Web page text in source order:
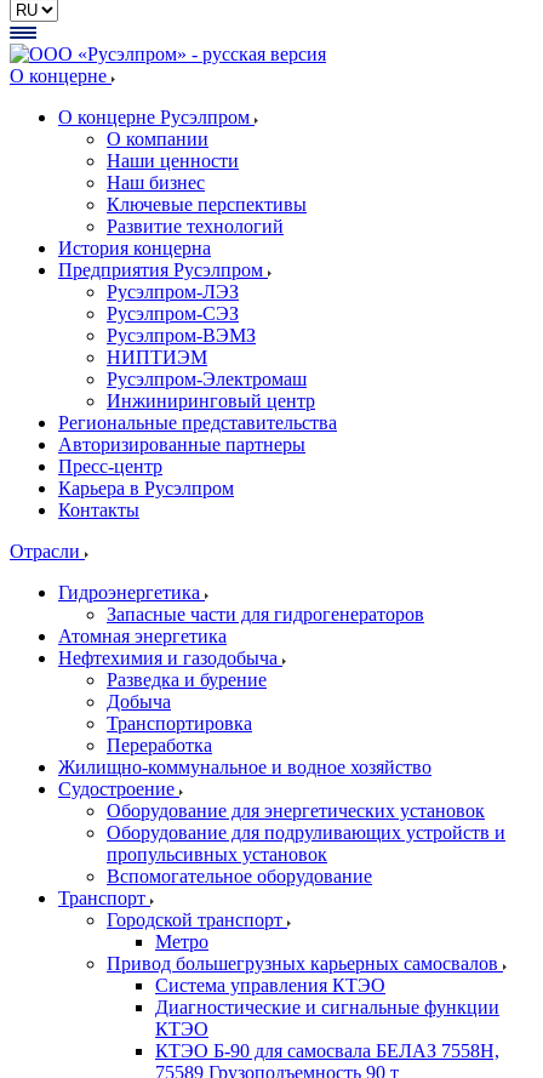
О концерне
О концерне Русэлпром
О компании
Наши ценности
Наш бизнес
Ключевые перспективы
Развитие технологий
История концерна
Предприятия Русэлпром
Русэлпром-ЛЭЗ
Русэлпром-СЭЗ
Русэлпром-ВЭМЗ
НИПТИЭМ
Русэлпром-Электромаш
Инжиниринговый центр
Региональные представительства
Авторизированные партнеры
Пресс-центр
Карьера в Русэлпром
Контакты
Отрасли
Гидроэнергетика
Запасные части для гидрогенераторов
Атомная энергетика
Нефтехимия и газодобыча
Разведка и бурение
Добыча
Транспортировка
Переработка
Жилищно-коммунальное и водное хозяйство
Судостроение
Оборудование для энергетических установок
Оборудование для подруливающих устройств и
пропульсивных установок
Вспомогательное оборудование
Транспорт
Городской транспорт
Метро
Привод большегрузных карьерных самосвалов
Система управления КТЭО
Диагностические и сигнальные функции
КТЭО
КТЭО Б-90 для самосвала БЕЛАЗ 7558H,
75589 Грузоподъемность 90 т